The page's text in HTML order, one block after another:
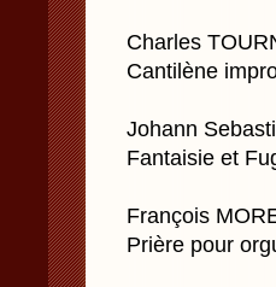
Charles
Cantilène
Johann
Fantaisie et
François
Prière pour